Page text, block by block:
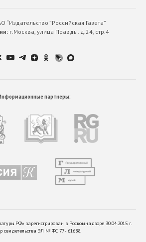
“Издательство ”Российская Газета”
г.Москва, улица Правды. д.24, стр.4
партнеры:
зарегистрирован в Роскомнадзоре 30.04.2015 г.
свидетельства ЭЛ № ФС 77 - 61688.